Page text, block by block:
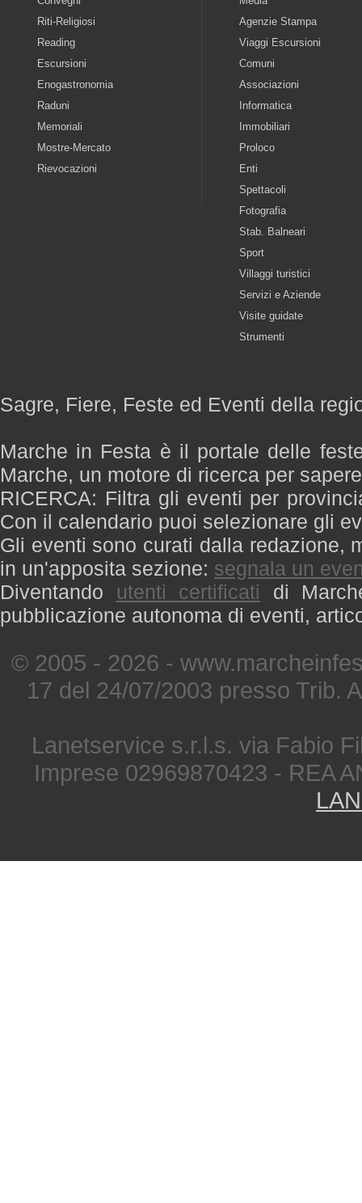
Riti-Religiosi
Reading
Escursioni
Enogastronomia
Raduni
Memoriali
Mostre-Mercato
Rievocazioni
Agenzie Stampa
Viaggi Escursioni
Comuni
Associazioni
Informatica
Immobiliari
Proloco
Enti
Spettacoli
Fotografia
Stab. Balneari
Sport
Villaggi turistici
Servizi e Aziende
Visite guidate
Strumenti
Sagre, Fiere, Feste ed Eventi della
Marche in Festa è il portale delle
Marche, un motore di ricerca per
RICERCA: Filtra gli eventi per
Con il calendario puoi selezionare gli
Gli eventi sono curati dalla redazione,
in un'apposita sezione: segnala un
Diventando utenti certificati di
pubblicazione autonoma di eventi,
© 2005 - 2026 -
17 del 24/07/2003 presso Trib.
Lanetservice s.r.l.s. via Fabio
Imprese 02969870423 - REA